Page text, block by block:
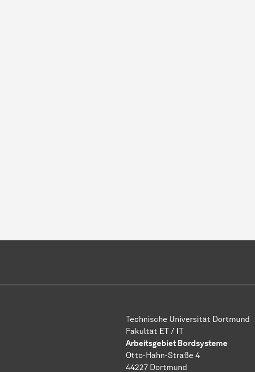
Technische Universität Dortmund
Fakultät ET / IT
Arbeitsgebiet Bordsysteme
Otto-Hahn-Straße 4
44227 Dortmund